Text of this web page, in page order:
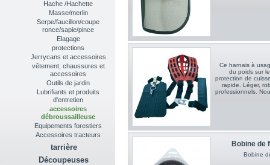
Hache /Hachette
Masse/merlin
Serpe/faucillon/coupe
ronce/sapie/pince
Elagage
protections
Jerrycans et accessoires
vêtement, chaussures et
accessoires
Outils de jardin
Lubrifiants et produits
d'entretien
accessoires
débroussailleuse
Equipements forestiers
Accessoires tracteurs
tarrière
Découpeuses
Ce harnais à
du poids sur
protection de
rapide. Léger,
professionnels.
Bobine de
Bobine